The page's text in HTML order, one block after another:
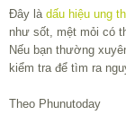
Đây là dấu hiệu ung
như sốt, mệt mỏi có
Nếu bạn thường
kiểm tra để tìm ra
Theo Phunutoday